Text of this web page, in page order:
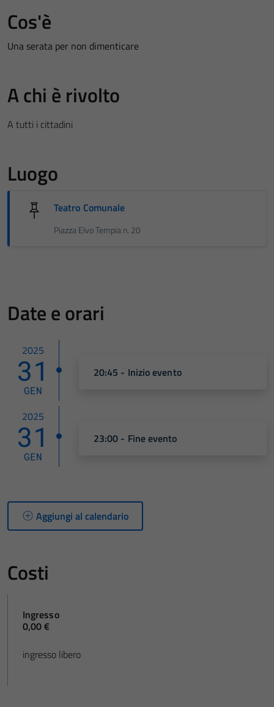
Cos'è
Una serata per non dimenticare
A chi è rivolto
A tutti i cittadini
Luogo
Teatro Comunale
Piazza Elvo Tempia n. 20
Date e orari
2025
31
GEN
20:45 - Inizio evento
2025
31
GEN
23:00 - Fine evento
Aggiungi al calendario
Costi
Ingresso
0,00 €
ingresso libero